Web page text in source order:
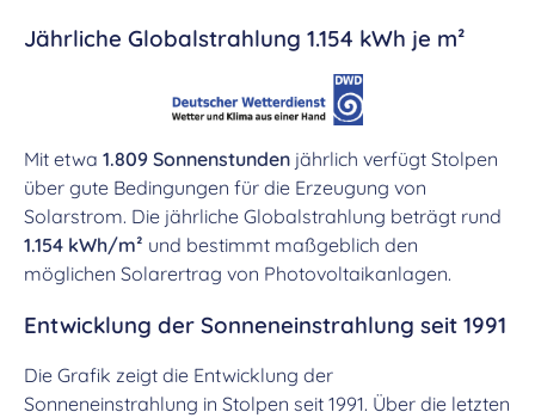
Jährliche Globalstrahlung 1.154 kWh je m²
Mit etwa 1.809 Sonnenstunden jährlich verfügt Stolpen
über gute Bedingungen für die Erzeugung von
Solarstrom. Die jährliche Globalstrahlung beträgt rund
1.154 kWh/m² und bestimmt maßgeblich den
möglichen Solarertrag von Photovoltaikanlagen.
Entwicklung der Sonneneinstrahlung seit 1991
Die Grafik zeigt die Entwicklung der
Sonneneinstrahlung in Stolpen seit 1991. Über die letzten